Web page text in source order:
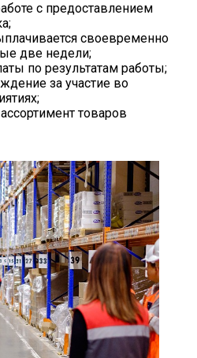
с предоставлением
своевременно
две недели;
по результатам работы;
за участие во
товаров